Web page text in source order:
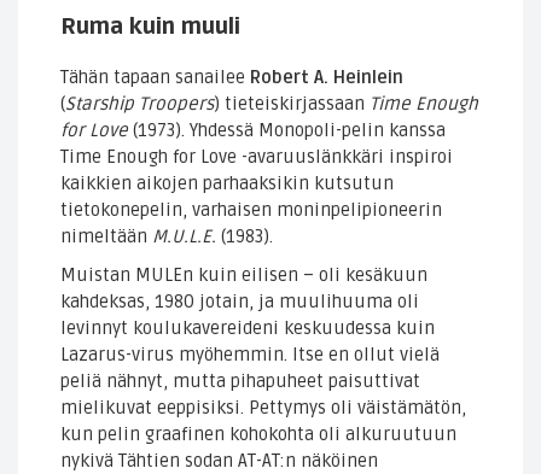
Ruma kuin muuli
Tähän tapaan sanailee Robert A. Heinlein
(Starship Troopers) tieteiskirjassaan Time Enough
for Love (1973). Yhdessä Monopoli-pelin kanssa
Time Enough for Love -avaruuslänkkäri inspiroi
kaikkien aikojen parhaaksikin kutsutun
tietokonepelin, varhaisen moninpelipioneerin
nimeltään M.U.L.E. (1983).
Muistan MULEn kuin eilisen – oli kesäkuun
kahdeksas, 1980 jotain, ja muulihuuma oli
levinnyt koulukavereideni keskuudessa kuin
Lazarus-virus myöhemmin. Itse en ollut vielä
peliä nähnyt, mutta pihapuheet paisuttivat
mielikuvat eeppisiksi. Pettymys oli väistämätön,
kun pelin graafinen kohokohta oli alkuruutuun
nykivä Tähtien sodan AT-AT:n näköinen